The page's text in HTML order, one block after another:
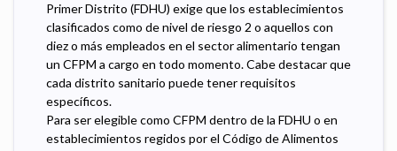
Primer Distrito (FDHU) exige que los establecimientos
clasificados como de nivel de riesgo 2 o aquellos con
diez o más empleados en el sector alimentario tengan
un CFPM a cargo en todo momento. Cabe destacar que
cada distrito sanitario puede tener requisitos
específicos.
Para ser elegible como CFPM dentro de la FDHU o en
establecimientos regidos por el Código de Alimentos